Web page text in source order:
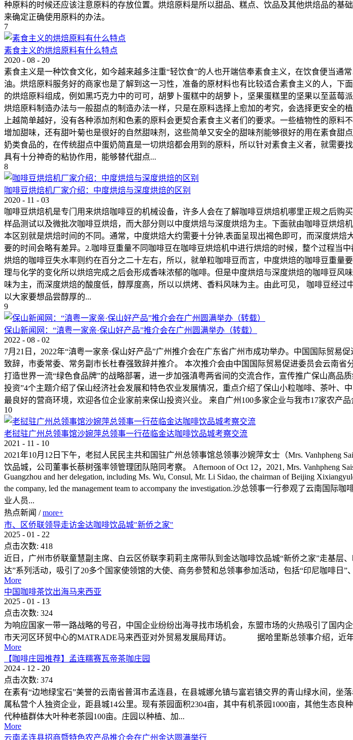
种原料的时候还应该注意原料的存放位置。烘焙原料是所以甜品、糕点、饮品及其他烘焙品的
来确定正确使用原料的办法。
7
素食主义的烘焙原料有什么特点
2020 - 08 - 20
素食主义是一种饮食文化，如今越来越多注重“轻饮食”的人也开端信奉素食主义，在饮食便当
油。烘焙原料服务好的商家也是了解到这一习性，准备的原材料也有比较适合素食主义的人，
的烘焙原料组成，例如黑巧克力中的可可，胡萝卜蛋糕中的胡萝卜，坚果蛋糕里的坚果以至蓝
烘焙原料制造办法与一般甜点的制造办法一样，只是在原料选择上愈加的考究，会选择更安全
上越简单越好，没有各种添加剂和色素的原料会更契合素食主义者们的要求。一些植物性的原
增加甜味，还有甜叶菊也是很好的自然甜味剂，这些简单又安全的甜味剂能够很好的用在素食
奶类食品的，在传统甜点中蛋奶简直是一切烘焙都会用到的原料，所以针对素食主义者，就需
具有十分神奇的粘协作用，能够替代甜点...
8
咖啡豆烘焙机‍厂家介绍：中度烘焙与深度烘焙的区别
2020 - 11 - 03
咖啡豆烘焙机‍是专门用来烘焙咖啡豆的机械设备，许多人会在了解咖啡豆烘焙机哪里正规‍之后
样品测试以及微批次咖啡豆烘焙，而大部分则以中度烘焙与深度烘焙为主。下面就由咖啡豆烘
本区别就是烘焙时间的不同。通常，中度烘焙大约需要十分钟,表面呈现出褐色即可，而深度烘
要的时间会略有差异。2.咖啡豆重量不同咖啡豆在咖啡豆烘焙机‍中进行烘焙的时候，整个过程当
烘焙的咖啡豆失水率则约在百分之二十左右，所以，就单粒咖啡豆而言，中度烘焙的咖啡豆重
理与化学的变化所以烘焙完成之后会形成香味浓郁的咖啡。但是中度烘焙与深度烘焙的咖啡豆
味为主，而深度烘焙的酸度低，醇厚度高，所以以烘烤、香料风味为主。由此可见， 咖啡豆经
以大家要想品尝醇厚的...
9
保山新闻网：“滇粤一家亲·保山好产品”推介会在广州圆满举办（转载）
2022 - 08 - 02
7月21日，2022年“滇粤一家亲·保山好产品”广州推介会在广东省广州市成功举办。中国国际贸
致辞，市委常委、常务副市长杜春强致辞并推介。 本次推介会由中国国际贸易促进委员会云南
打造世界一流“绿色食品牌”的战略部署，进一步加强滇粤两省间的交流合作，宣传推广保山高品
投资”4个主题介绍了保山经济社会发展和特色农业发展情况，重点介绍了保山小粒咖啡、茶叶
最良好的营商环境，欢迎各位企业家前来保山投资兴业。 来自广州100多家企业与我市17家农产
10
老挝驻广州总领事馆沙婉萍总领事一行莅临金达咖啡饮品城考察交流
2021 - 11 - 10
2021年10月12日下午，老挝人民民主共和国驻广州总领事馆总领事沙婉萍女士（Mrs.
饮品城，公司董事长蔡树强率领管理团队陪同考察。 Afternoon of Oct 12，2021, Mrs. Vanhpheng
Guangzhou and her delegation, including Ms. Wu, Consul, Mr. Li Sidao, the chairman of Beijing
the company, led the management team to accompany the investigation.沙总领事一行参观了云南
业人员...
热点新闻 / more+
市、区侨联领导走访金达咖啡饮品城"新侨之家"
2025 - 01 - 22
点击次数: 418
近日，广州市侨联童慧副主席、白云区侨联李莉莉主席带队到金达咖啡饮品城“新侨之家”走
达”系列活动，吸引了20多个国家使领馆的大使、商务参赞和总领事参加活动，包括“印尼咖啡日”
More
中国咖啡茶饮出海马来西亚
2025 - 01 - 13
点击次数: 324
为响应国家一带一路战略的号召，中国企业纷纷出海寻找市场机会，东盟市场的火热吸引了国
市天河区环贸中心的MATRADE马来西亚对外贸易发展局拜访。 据哈里斯总领事介绍，近年
More
【咖啡庄园推荐】孟连糯赛瓦帝茶咖庄园
2024 - 12 - 20
点击次数: 374
在素有“边地绿宝石”美誉的云南省普洱市孟连县，在县城娜允镇与富岩镇交界的青山绿水间，
属私营个人独资企业，距县城14公里。现有茶园面积2304亩，其中有机茶园1000亩，其他生态
代种植群体大叶种老茶园100亩。庄园以种植、加...
More
云南孟连县招商暨特色农产品推介会在广州金达圆满举行